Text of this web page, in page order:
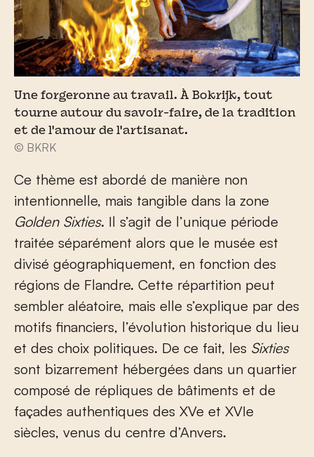
Une forgeronne au travail. À Bokrijk, tout
tourne autour du savoir-faire, de la tradition
et de l'amour de l'artisanat.
© BKRK
Ce thème est abordé de manière non
intentionnelle, mais tangible dans la zone
Golden Sixties. Il s’agit de l’unique période
traitée séparément alors que le musée est
divisé géographiquement, en fonction des
régions de Flandre. Cette répartition peut
sembler aléatoire, mais elle s’explique par des
motifs financiers, l’évolution historique du lieu
et des choix politiques. De ce fait, les Sixties
sont bizarrement hébergées dans un quartier
composé de répliques de bâtiments et de
façades authentiques des XVe et XVIe
siècles, venus du centre d’Anvers.